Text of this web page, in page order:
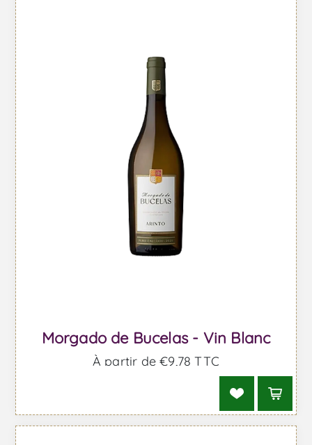
Morgado de Bucelas - Vin Blanc
À partir de €9,78 TTC